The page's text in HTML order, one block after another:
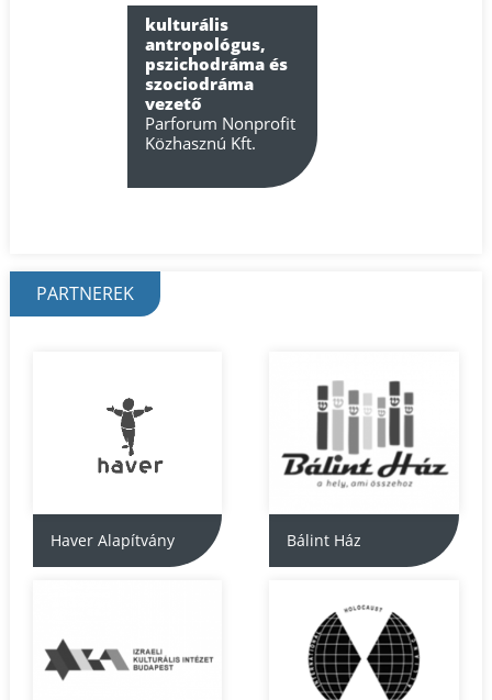
kulturális
antropológus,
pszichodráma és
szociodráma
vezető
Parforum Nonprofit
Közhasznú Kft.
PARTNEREK
Haver Alapítvány Bálint Ház